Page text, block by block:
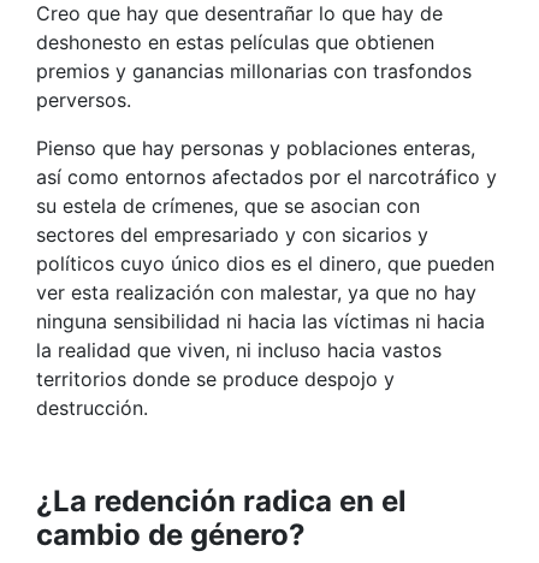
Creo que hay que desentrañar lo que hay de
deshonesto en estas películas que obtienen
premios y ganancias millonarias con trasfondos
perversos.
Pienso que hay personas y poblaciones enteras,
así como entornos afectados por el narcotráfico y
su estela de crímenes, que se asocian con
sectores del empresariado y con sicarios y
políticos cuyo único dios es el dinero, que pueden
ver esta realización con malestar, ya que no hay
ninguna sensibilidad ni hacia las víctimas ni hacia
la realidad que viven, ni incluso hacia vastos
territorios donde se produce despojo y
destrucción.
¿La redención radica en el
cambio de género?